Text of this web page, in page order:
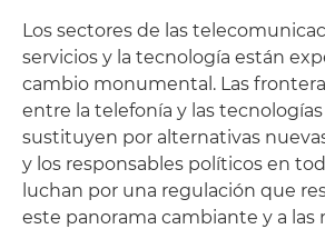
Los sectores de las
servicios y la tecnología están
cambio monumental. Las
entre la telefonía y las
sustituyen por alternativas
y los responsables políticos en
luchan por una regulación que
este panorama cambiante y a las